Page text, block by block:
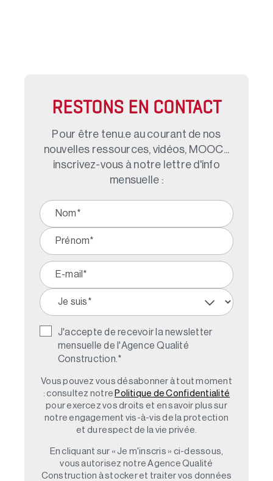
RESTONS EN CONTACT
Pour être tenu.e au courant de nos
nouvelles ressources, vidéos, MOOC...
inscrivez-vous à notre lettre d'info
mensuelle :
J'accepte de recevoir la newsletter
mensuelle de l'Agence Qualité
Construction. *
Vous pouvez vous désabonner à tout moment
: consultez notre Politique de Confidentialité
pour exercez vos droits et en savoir plus sur
notre engagement vis-à-vis de la protection
et du respect de la vie privée.
En cliquant sur « Je m'inscris » ci-dessous,
vous autorisez notre Agence Qualité
Construction à stocker et traiter vos données